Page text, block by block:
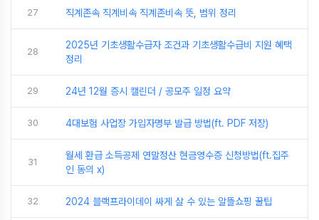
27 직계존속 직계비속 직계존비속 뜻, 범위 정리
28
2025년 기초생활수급자 조건과 기초생활수급비 지원 혜택
정리
29 24년 12월 증시 캘린더 / 공모주 일정 요약
30 4대보험 사업장 가입자명부 발급 방법(ft. PDF 저장)
31
월세 환급 소득공제 연말정산 현금영수증 신청방법(ft.집주
인 동의 x)
32 2024 블랙프라이데이 싸게 살 수 있는 알뜰쇼핑 꿀팁